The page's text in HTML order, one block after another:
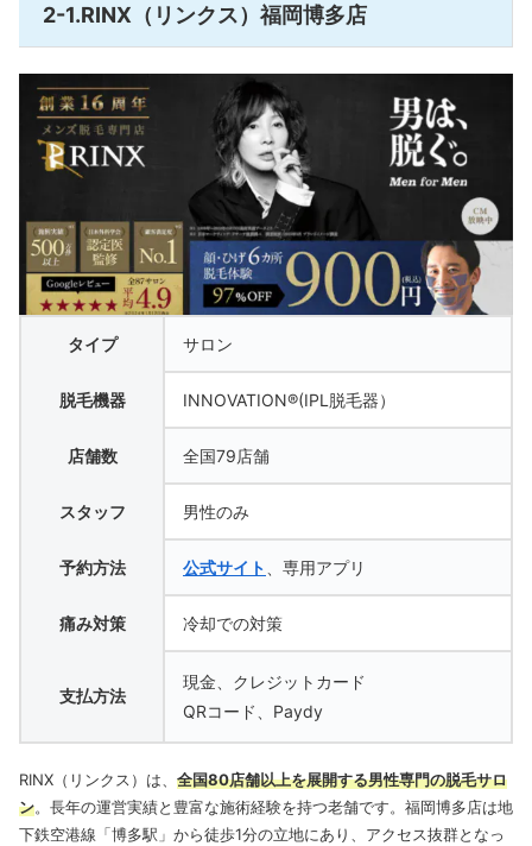
2-1.RINX（リンクス）福岡博多店
タイプ サロン
脱毛機器 INNOVATION®(IPL脱毛器）
店舗数 全国79店舗
スタッフ 男性のみ
予約方法 公式サイト 、専用アプリ
痛み対策 冷却での対策
支払方法
現金、クレジットカード
QRコード、Paydy
RINX（リンクス）は、 全国80店舗以上を展開する男性専門の脱毛サロ
ン。長年の運営実績と豊富な施術経験を持つ老舗です。福岡博多店は地
下鉄空港線「博多駅」から徒歩1分の立地にあり、アクセス抜群となっ